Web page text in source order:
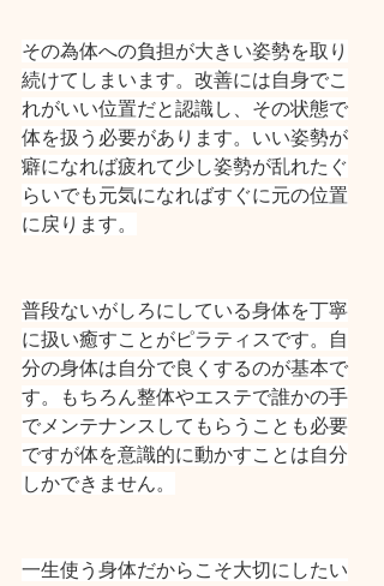
その為体への負担が大きい姿勢を取り
続けてしまいます。改善には自身でこ
れがいい位置だと認識し、その状態で
体を扱う必要があります。いい姿勢が
癖になれば疲れて少し姿勢が乱れたぐ
らいでも元気になればすぐに元の位置
に戻ります。
普段ないがしろにしている身体を丁寧
に扱い癒すことがピラティスです。自
分の身体は自分で良くするのが基本で
す。もちろん整体やエステで誰かの手
でメンテナンスしてもらうことも必要
ですが体を意識的に動かすことは自分
しかできません。
一生使う身体だからこそ大切にしたい